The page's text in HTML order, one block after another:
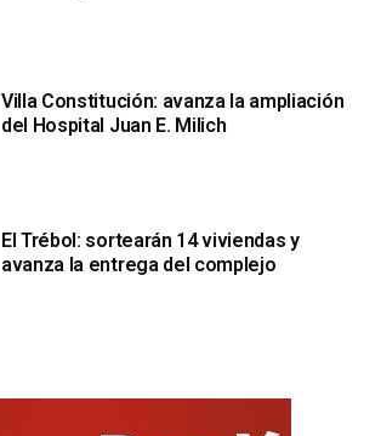
Villa Constitución: avanza la ampliación
del Hospital Juan E. Milich
El Trébol: sortearán 14 viviendas y
avanza la entrega del complejo